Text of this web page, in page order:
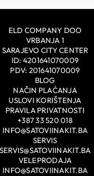
ELD COMPANY DOO
VRBANJA 1
SARAJEVO CITY CENTER
ID: 4201641070009
PDV: 201641070009
BLOG
NAČIN PLAĆANJA
USLOVI KORIŠTENJA
PRAVILA PRIVATNOSTI
+387 33 520 018
INFO@SATOVIINAKIT.BA
SERVIS
SERVIS@SATOVIINAKIT.BA
VELEPRODAJA
INFO@SATOVIINAKIT.BA